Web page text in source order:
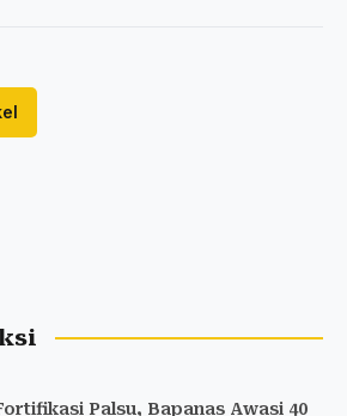
Palsu, Bapanas Awasi 40